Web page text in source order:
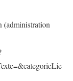
(administration